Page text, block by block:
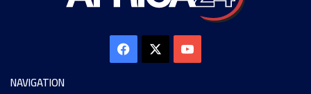
NAVIGATION